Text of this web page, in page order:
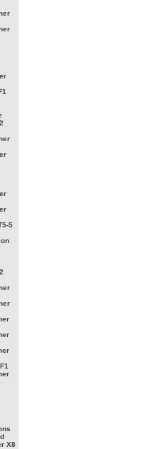
5
X8